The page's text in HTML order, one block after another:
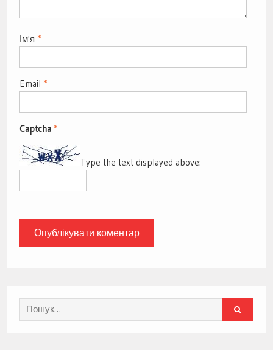
Ім'я *
Email *
Captcha *
Type the text displayed above:
Search
for: